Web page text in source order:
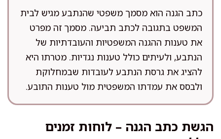
כתב הגנה הוא מסמך משפטי שהנתבע מגיש לבית
המשפט בתגובה לכתב תביעה. מסמך זה מפרט
את טענות ההגנה המשפטיות והעובדתיות של
הנתבע, ולעיתים כולל טענות נגדיות. מטרתו היא
להציג את גרסת הנתבע לעובדות שבמחלוקת
ולבסס את עמדתו המשפטית מול טענות התובע.
הגשת כתב הגנה – לוחות זמנים